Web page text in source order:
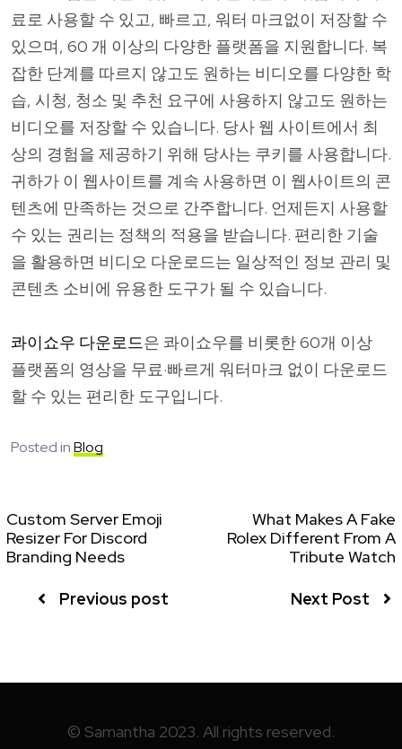
료로 사용할 수 있고, 빠르고, 워터 마크없이 저장할 수
있으며, 60 개 이상의 다양한 플랫폼을 지원합니다. 복
잡한 단계를 따르지 않고도 원하는 비디오를 다양한 학
습, 시청, 청소 및 추천 요구에 사용하지 않고도 원하는
비디오를 저장할 수 있습니다. 당사 웹 사이트에서 최
상의 경험을 제공하기 위해 당사는 쿠키를 사용합니다.
귀하가 이 웹사이트를 계속 사용하면 이 웹사이트의 콘
텐츠에 만족하는 것으로 간주합니다. 언제든지 사용할
수 있는 권리는 정책의 적용을 받습니다. 편리한 기술
을 활용하면 비디오 다운로드는 일상적인 정보 관리 및
콘텐츠 소비에 유용한 도구가 될 수 있습니다.
콰이쇼우 다운로드은 콰이쇼우를 비롯한 60개 이상
플랫폼의 영상을 무료·빠르게 워터마크 없이 다운로드
할 수 있는 편리한 도구입니다.
Posted inBlog
Custom Server Emoji
Resizer For Discord
Branding Needs
Previous post
What Makes A Fake
Rolex Different From A
Tribute Watch
Next Post
© Samantha 2023. All rights reserved.